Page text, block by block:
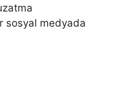
sosyal medyada